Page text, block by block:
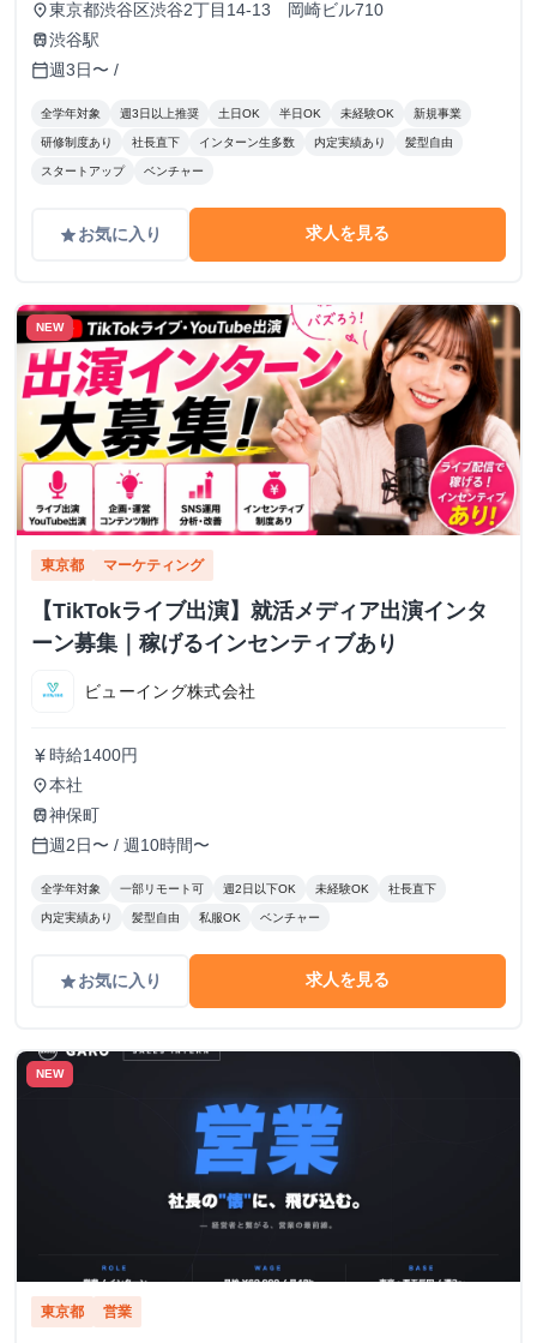
place東京都渋谷区渋谷2丁目14-13 岡崎ビル710
train渋谷駅
calendar_today週3日〜 /
全学年対象 週3日以上推奨 土日OK 半日OK 未経験OK 新規事業
研修制度あり 社長直下 インターン生多数 内定実績あり 髪型自由
スタートアップ ベンチャー
gradeお気に入り 求人を見る
NEW
東京都 マーケティング
【TikTokライブ出演】就活メディア出演インタ
ーン募集｜稼げるインセンティブあり
ビューイング株式会社
currency_yen 時給1400円
place本社
train神保町
calendar_today週2日〜 / 週10時間〜
全学年対象 一部リモート可 週2日以下OK 未経験OK 社長直下
内定実績あり 髪型自由 私服OK ベンチャー
gradeお気に入り 求人を見る
NEW
東京都 営業